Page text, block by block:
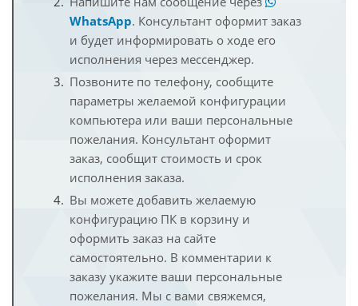
WhatsApp. Консультант оформит заказ
и будет информировать о ходе его
исполнения через мессенджер.
Позвоните по телефону, сообщите
параметры желаемой конфигурации
компьютера или ваши персональные
пожелания. Консультант оформит
заказ, сообщит стоимость и срок
исполнения заказа.
Вы можете добавить желаемую
конфигурацию ПК в корзину и
оформить заказ на сайте
самостоятельно. В комментарии к
заказу укажите ваши персональные
пожелания. Мы с вами свяжемся,